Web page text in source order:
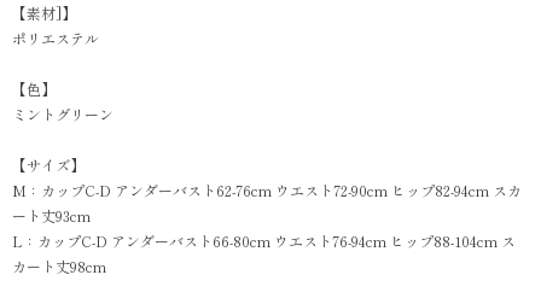
【素材]】
ポリエステル
【色】
ミントグリーン
【サイズ】
M：カップC-D アンダーバスト62-76cm ウエスト72-90cm ヒップ82-94cm スカ
ート丈93cm
L：カップC-D アンダーバスト66-80cm ウエスト76-94cm ヒップ88-104cm ス
カート丈98cm